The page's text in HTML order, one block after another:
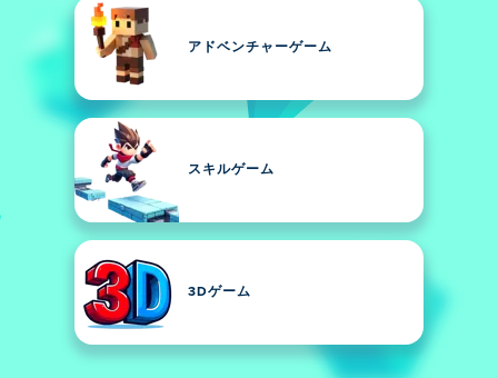
アドベンチャーゲーム
スキルゲーム
3Dゲーム